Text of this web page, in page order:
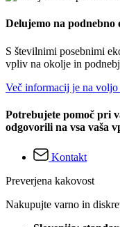
Delujemo na podnebno
S številnimi posebnimi
vpliv na okolje in
Več informacij je na voljo
Potrebujete pomoč pri
odgovorili na vsa vaša
Kontakt
Preverjena kakovost
Nakupujte varno in